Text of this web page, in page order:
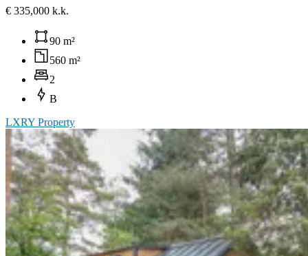
€ 335,000 k.k.
90 m²
560 m²
2
B
LXRY Property